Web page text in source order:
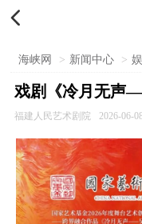

海峡网 > 新闻中心 >
戏剧《冷月无声
福建人民艺术剧院 2026-06-